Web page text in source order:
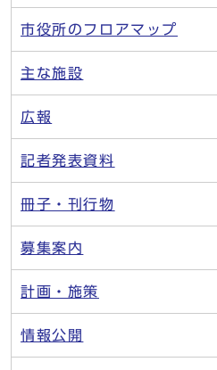
市役所のフロアマップ
主な施設
広報
記者発表資料
冊子・刊行物
募集案内
計画・施策
情報公開